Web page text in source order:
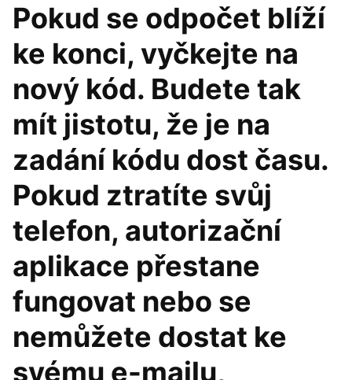
Pokud se odpočet blíží
ke konci, vyčkejte na
nový kód. Budete tak
mít jistotu, že je na
zadání kódu dost času.
Pokud ztratíte svůj
telefon, autorizační
aplikace přestane
fungovat nebo se
nemůžete dostat ke
svému e-mailu,